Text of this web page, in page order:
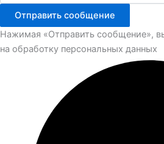
Отправить сообщение
Нажимая «Отправить сообщение»,
на обработку персональных данных